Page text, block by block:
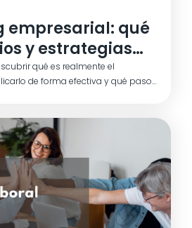
empresarial: qué
y estrategias
qué es realmente el
de forma efectiva y qué pasos
para generar conexiones que te